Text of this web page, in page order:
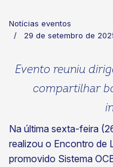
Notícias eventos
29 de setembro de
Evento reuniu
compartilhar
Na última sexta-feira
realizou o Encontro de
promovido Sistema